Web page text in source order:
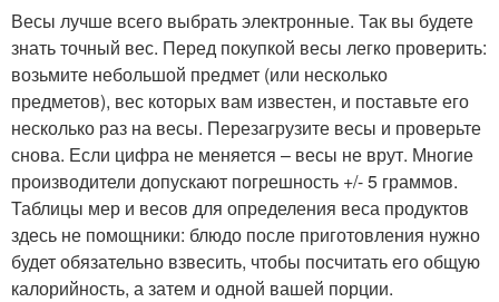
Весы лучше всего выбрать электронные. Так вы будете
знать точный вес. Перед покупкой весы легко проверить:
возьмите небольшой предмет (или несколько
предметов), вес которых вам известен, и поставьте его
несколько раз на весы. Перезагрузите весы и проверьте
снова. Если цифра не меняется – весы не врут. Многие
производители допускают погрешность +/- 5 граммов.
Таблицы мер и весов для определения веса продуктов
здесь не помощники: блюдо после приготовления нужно
будет обязательно взвесить, чтобы посчитать его общую
калорийность, а затем и одной вашей порции.